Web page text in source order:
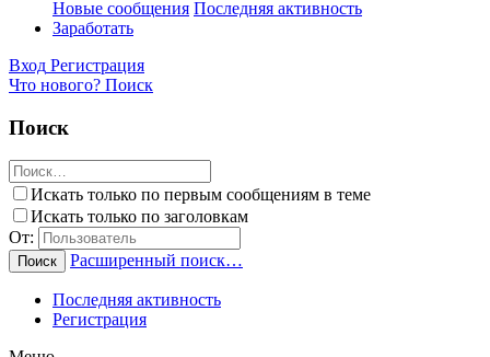
Новые сообщения Последняя активность
Заработать
Вход Регистрация
Что нового? Поиск
Поиск
Искать только по первым сообщениям в теме
Искать только по заголовкам
От:
Поиск Расширенный поиск…
Последняя активность
Регистрация